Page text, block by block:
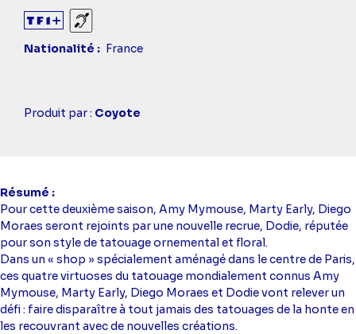
Sourds et malentendants
Nationalité
France
Casting
Produit par : Coyote
Résumé
Pour cette deuxième saison, Amy Mymouse, Marty Early, Diego
Moraes seront rejoints par une nouvelle recrue, Dodie, réputée
pour son style de tatouage ornemental et floral.
Dans un « shop » spécialement aménagé dans le centre de Paris,
ces quatre virtuoses du tatouage mondialement connus Amy
Mymouse, Marty Early, Diego Moraes et Dodie vont relever un
défi : faire disparaître à tout jamais des tatouages de la honte en
les recouvrant avec de nouvelles créations.